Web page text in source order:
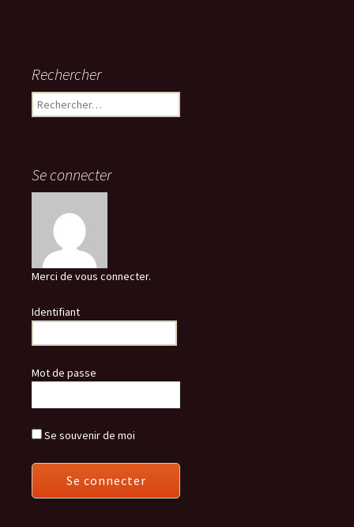
Rechercher
Rechercher :
Se connecter
Merci de vous connecter.
Identifiant
Mot de passe
Se souvenir de moi